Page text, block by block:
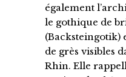
également
le gothique de
(Backsteingotik)
de grès visibles
Rhin. Elle